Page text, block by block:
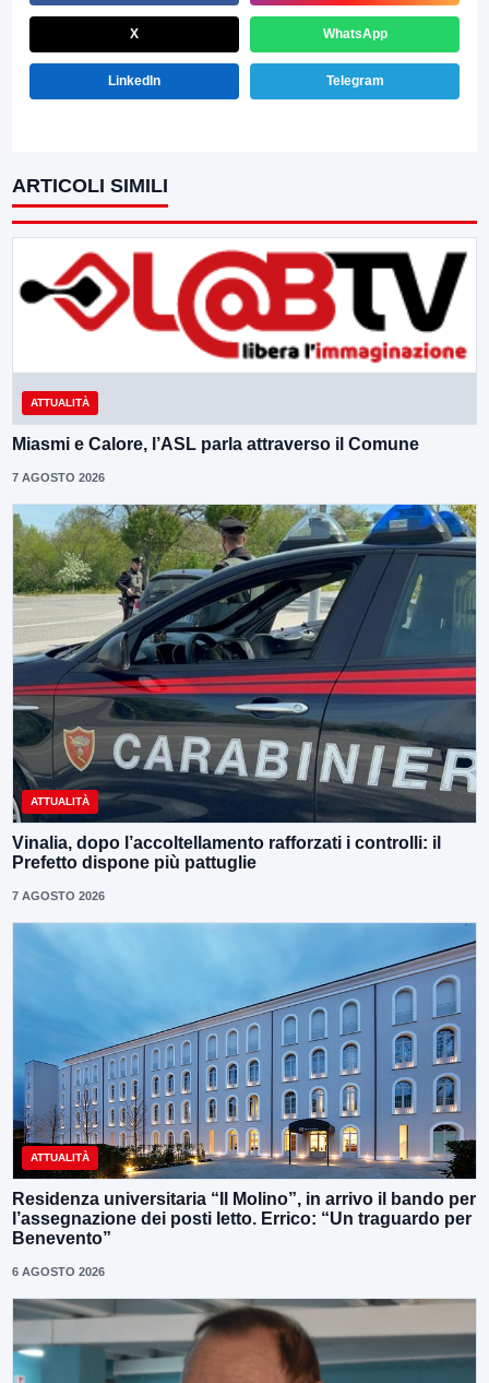
X WhatsApp
LinkedIn Telegram
ARTICOLI SIMILI
ATTUALITÀ
Miasmi e Calore, l’ASL parla attraverso il Comune
7 AGOSTO 2026
ATTUALITÀ
Vinalia, dopo l’accoltellamento rafforzati i controlli: il
Prefetto dispone più pattuglie
7 AGOSTO 2026
ATTUALITÀ
Residenza universitaria “Il Molino”, in arrivo il bando per
l’assegnazione dei posti letto. Errico: “Un traguardo per
Benevento”
6 AGOSTO 2026